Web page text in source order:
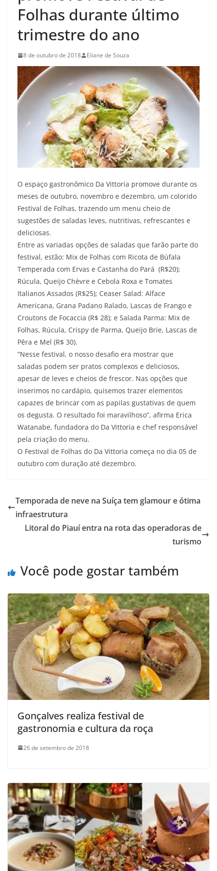
Folhas durante último
trimestre do ano
8 de outubro de 2018 Eliane de Souza
O espaço gastronômico Da Vittoria promove durante os
meses de outubro, novembro e dezembro, um colorido
Festival de Folhas, trazendo um menu cheio de
sugestões de saladas leves, nutritivas, refrescantes e
deliciosas.
Entre as variadas opções de saladas que farão parte do
festival, estão: Mix de Folhas com Ricota de Búfala
Temperada com Ervas e Castanha do Pará (R$20);
Rúcula, Queijo Chèvre e Cebola Roxa e Tomates
Italianos Assados (R$25); Ceaser Salad: Alface
Americana, Grana Padano Ralado, Lascas de Frango e
Croutons de Focaccia (R$ 28); e Salada Parma: Mix de
Folhas, Rúcula, Crispy de Parma, Queijo Brie, Lascas de
Pêra e Mel (R$ 30).
“Nesse festival, o nosso desafio era mostrar que
saladas podem ser pratos complexos e deliciosos,
apesar de leves e cheios de frescor. Nas opções que
inserimos no cardápio, quisemos trazer elementos
capazes de brincar com as papilas gustativas de quem
os degusta. O resultado foi maravilhoso”, afirma Erica
Watanabe, fundadora do Da Vittoria e chef responsável
pela criação do menu.
O Festival de Folhas do Da Vittoria começa no dia 05 de
outubro com duração até dezembro.
Temporada de neve na Suíça tem glamour e ótima
infraestrutura
Litoral do Piauí entra na rota das operadoras de
turismo
Você pode gostar também
Gonçalves realiza festival de
gastronomia e cultura da roça
26 de setembro de 2018